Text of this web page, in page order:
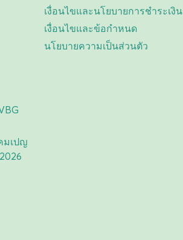
มเปญ
เงื่อนไขและนโยบายการชำระเงิน
เงื่อนไขและข้อกำหนด
นโยบายความเป็นส่วนตัว